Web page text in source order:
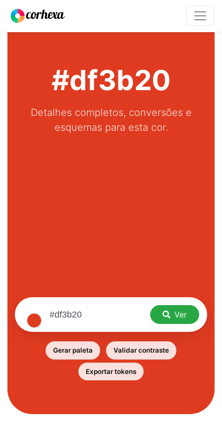
#df3b20
Detalhes completos, conversões e
esquemas para esta cor.
Ver
Gerar paleta Validar contraste
Exportar tokens